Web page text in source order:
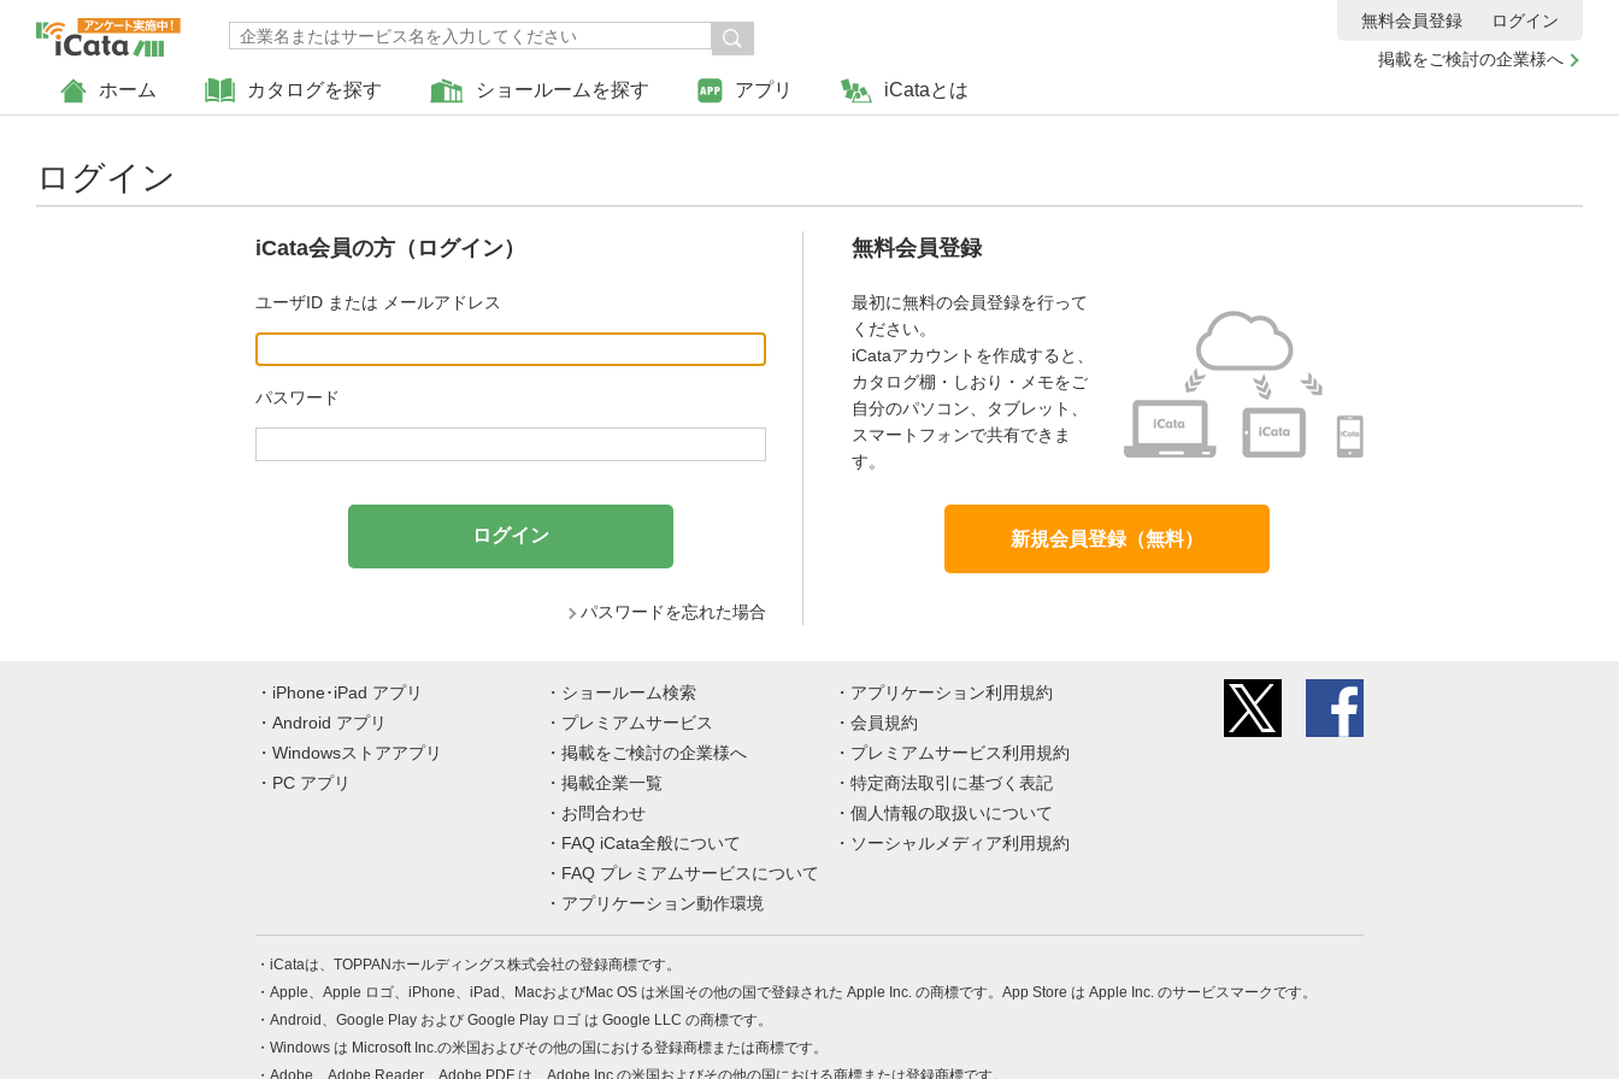
ホーム カタログを探す ショールームを探す アプリ iCataとは
掲載をご検討の企業様へ
無料会員登録 ログイン
ログイン
iCata会員の方（ログイン）
ユーザID または メールアドレス
パスワード
パスワードを忘れた場合
無料会員登録
最初に無料の会員登録を行って
ください。
iCataアカウントを作成すると、
カタログ棚・しおり・メモをご
自分のパソコン、タブレット、
スマートフォンで共有できま
す。
新規会員登録（無料）
iPhone･iPad アプリ
Android アプリ
Windowsストアアプリ
PC アプリ
ショールーム検索
プレミアムサービス
掲載をご検討の企業様へ
掲載企業一覧
お問合わせ
FAQ iCata全般について
FAQ プレミアムサービスについて
アプリケーション動作環境
アプリケーション利用規約
会員規約
プレミアムサービス利用規約
特定商法取引に基づく表記
個人情報の取扱いについて
ソーシャルメディア利用規約
iCataは、TOPPANホールディングス株式会社の登録商標です。
Apple、Apple ロゴ、iPhone、iPad、MacおよびMac OS は米国その他の国で登録された Apple Inc. の商標です。App Store は Apple Inc. のサービスマークです。
Android、Google Play および Google Play ロゴ は Google LLC の商標です。
Windows は Microsoft Inc.の米国およびその他の国における登録商標または商標です。
Adobe、Adobe Reader、Adobe PDF は、Adobe Inc.の米国およびその他の国における商標または登録商標です。